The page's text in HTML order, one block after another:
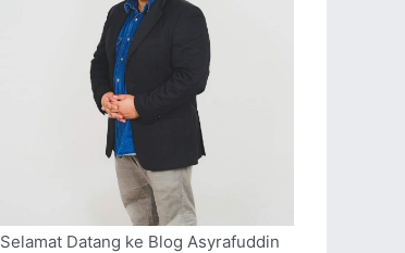
Selamat Datang ke Blog Asyrafuddin